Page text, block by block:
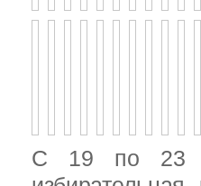
С 19 по 23